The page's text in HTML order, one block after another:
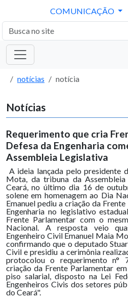
COMUNICAÇÃO
notícias notícia
Notícias
Requerimento que cria
Defesa da Engenharia
Assembleia Legislativa
A ideia lançada pelo presidente
Mota, da tribuna da
Ceará, no último dia 16 de
solene em homenagem ao Dia
Emanuel pediu a criação da
Engenharia no legislativo
Frente Parlamentar com o
Nacional. A resposta veio
Engenheiro Civil Emanuel Maia
confirmando que o deputado
Civil e presidiu a cerimônia
protocolou o requerimento n°
criação da Frente Parlamentar
piso salarial, disposto na Lei
Engenheiros Civis dos setores
do Ceará".